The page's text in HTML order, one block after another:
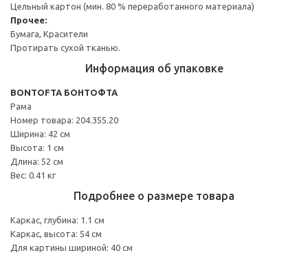
Цельный картон (мин. 80 % переработанного материала)
Прочее:
Бумага, Красители
Протирать сухой тканью.
Информация об упаковке
BONTOFTA БОНТОФТА
Рама
Номер товара: 204.355.20
Ширина: 42 см
Высота: 1 см
Длина: 52 см
Вес: 0.41 кг
Подробнее о размере товара
Каркас, глубина: 1.1 см
Каркас, высота: 54 см
Для картины шириной: 40 см